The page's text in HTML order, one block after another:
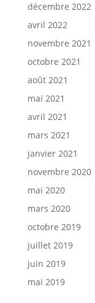
décembre 2022
avril 2022
novembre 2021
octobre 2021
août 2021
mai 2021
avril 2021
mars 2021
janvier 2021
novembre 2020
mai 2020
mars 2020
octobre 2019
juillet 2019
juin 2019
mai 2019